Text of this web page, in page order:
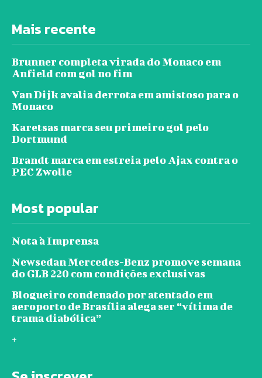
Mais recente
Brunner completa virada do Monaco em
Anfield com gol no fim
Van Dijk avalia derrota em amistoso para o
Monaco
Karetsas marca seu primeiro gol pelo
Dortmund
Brandt marca em estreia pelo Ajax contra o
PEC Zwolle
Most popular
Nota à Imprensa
Newsedan Mercedes-Benz promove semana
do GLB 220 com condições exclusivas
Blogueiro condenado por atentado em
aeroporto de Brasília alega ser “vítima de
trama diabólica”
+